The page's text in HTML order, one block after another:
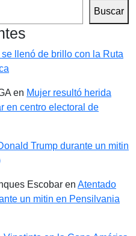
Buscar
se llenó de brillo con la Ruta
en Mujer resultó herida
en centro electoral de
Trump durante un mitin
Escobar en Atentado
un mitin en Pensilvania